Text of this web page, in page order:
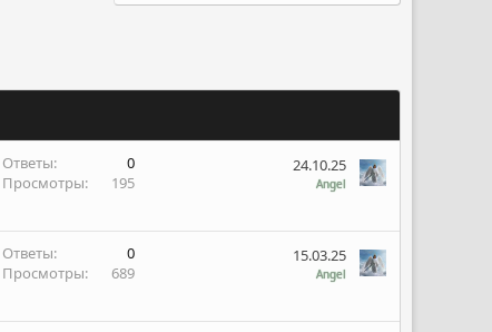
Ответы
0
Просмотры
195
24.10.25
Angel
Ответы
0
Просмотры
689
15.03.25
Angel